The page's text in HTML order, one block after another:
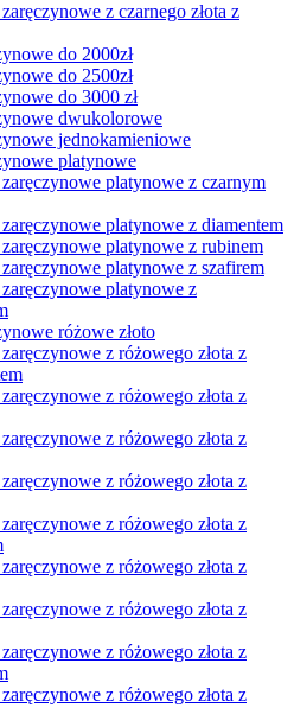
z czarnego złota z
do 2000zł
do 2500zł
do 3000 zł
dwukolorowe
jednokamieniowe
platynowe
platynowe z czarnym
platynowe z diamentem
platynowe z rubinem
platynowe z szafirem
platynowe z
różowe złoto
z różowego złota z
z różowego złota z
z różowego złota z
z różowego złota z
z różowego złota z
z różowego złota z
z różowego złota z
z różowego złota z
z różowego złota z